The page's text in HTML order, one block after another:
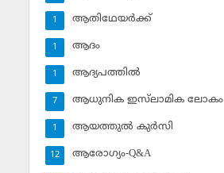
ആതിഥേയര്‍ക്ക്
1
ആദം
1
ആദ്യപത്തില്‍
1
ആധുനിക ഇസ്‌ലാമിക ലോകം
7
ആയത്തുല്‍ കുര്‍സി
1
ആരോഗ്യം-Q&A
12